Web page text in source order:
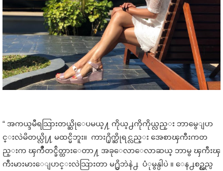
“ အကယ္ဒမီရသြားတယ္ဆိုေပမယ္႔ ကိုယ္႕ကိုကိုယ္လည္း ဘာမွေျပာ
င္းလဲမိတယ္လို႔ မထင္မိဘူး။ ကား႐ိုက္ဆိုရင္လည္း အေစာၾကီးကတ
ည္းက ၾကိဳတင္ခ်ိတ္ထားေတာ႔ အခုေလာေလာဆယ္ ဘာမွ ၾကီးၾ
ကီးမားမားေျပာင္းလဲသြားတာ မ႐ွိဘဲနဲ႕ ပံုမွန္ပါပဲ ။ ေန႕စဥ္လည္ပ